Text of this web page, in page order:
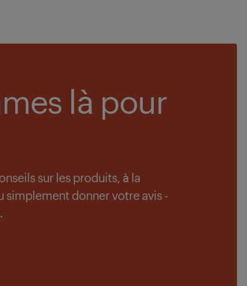
là pour
sur les produits, à la
simplement donner votre avis -